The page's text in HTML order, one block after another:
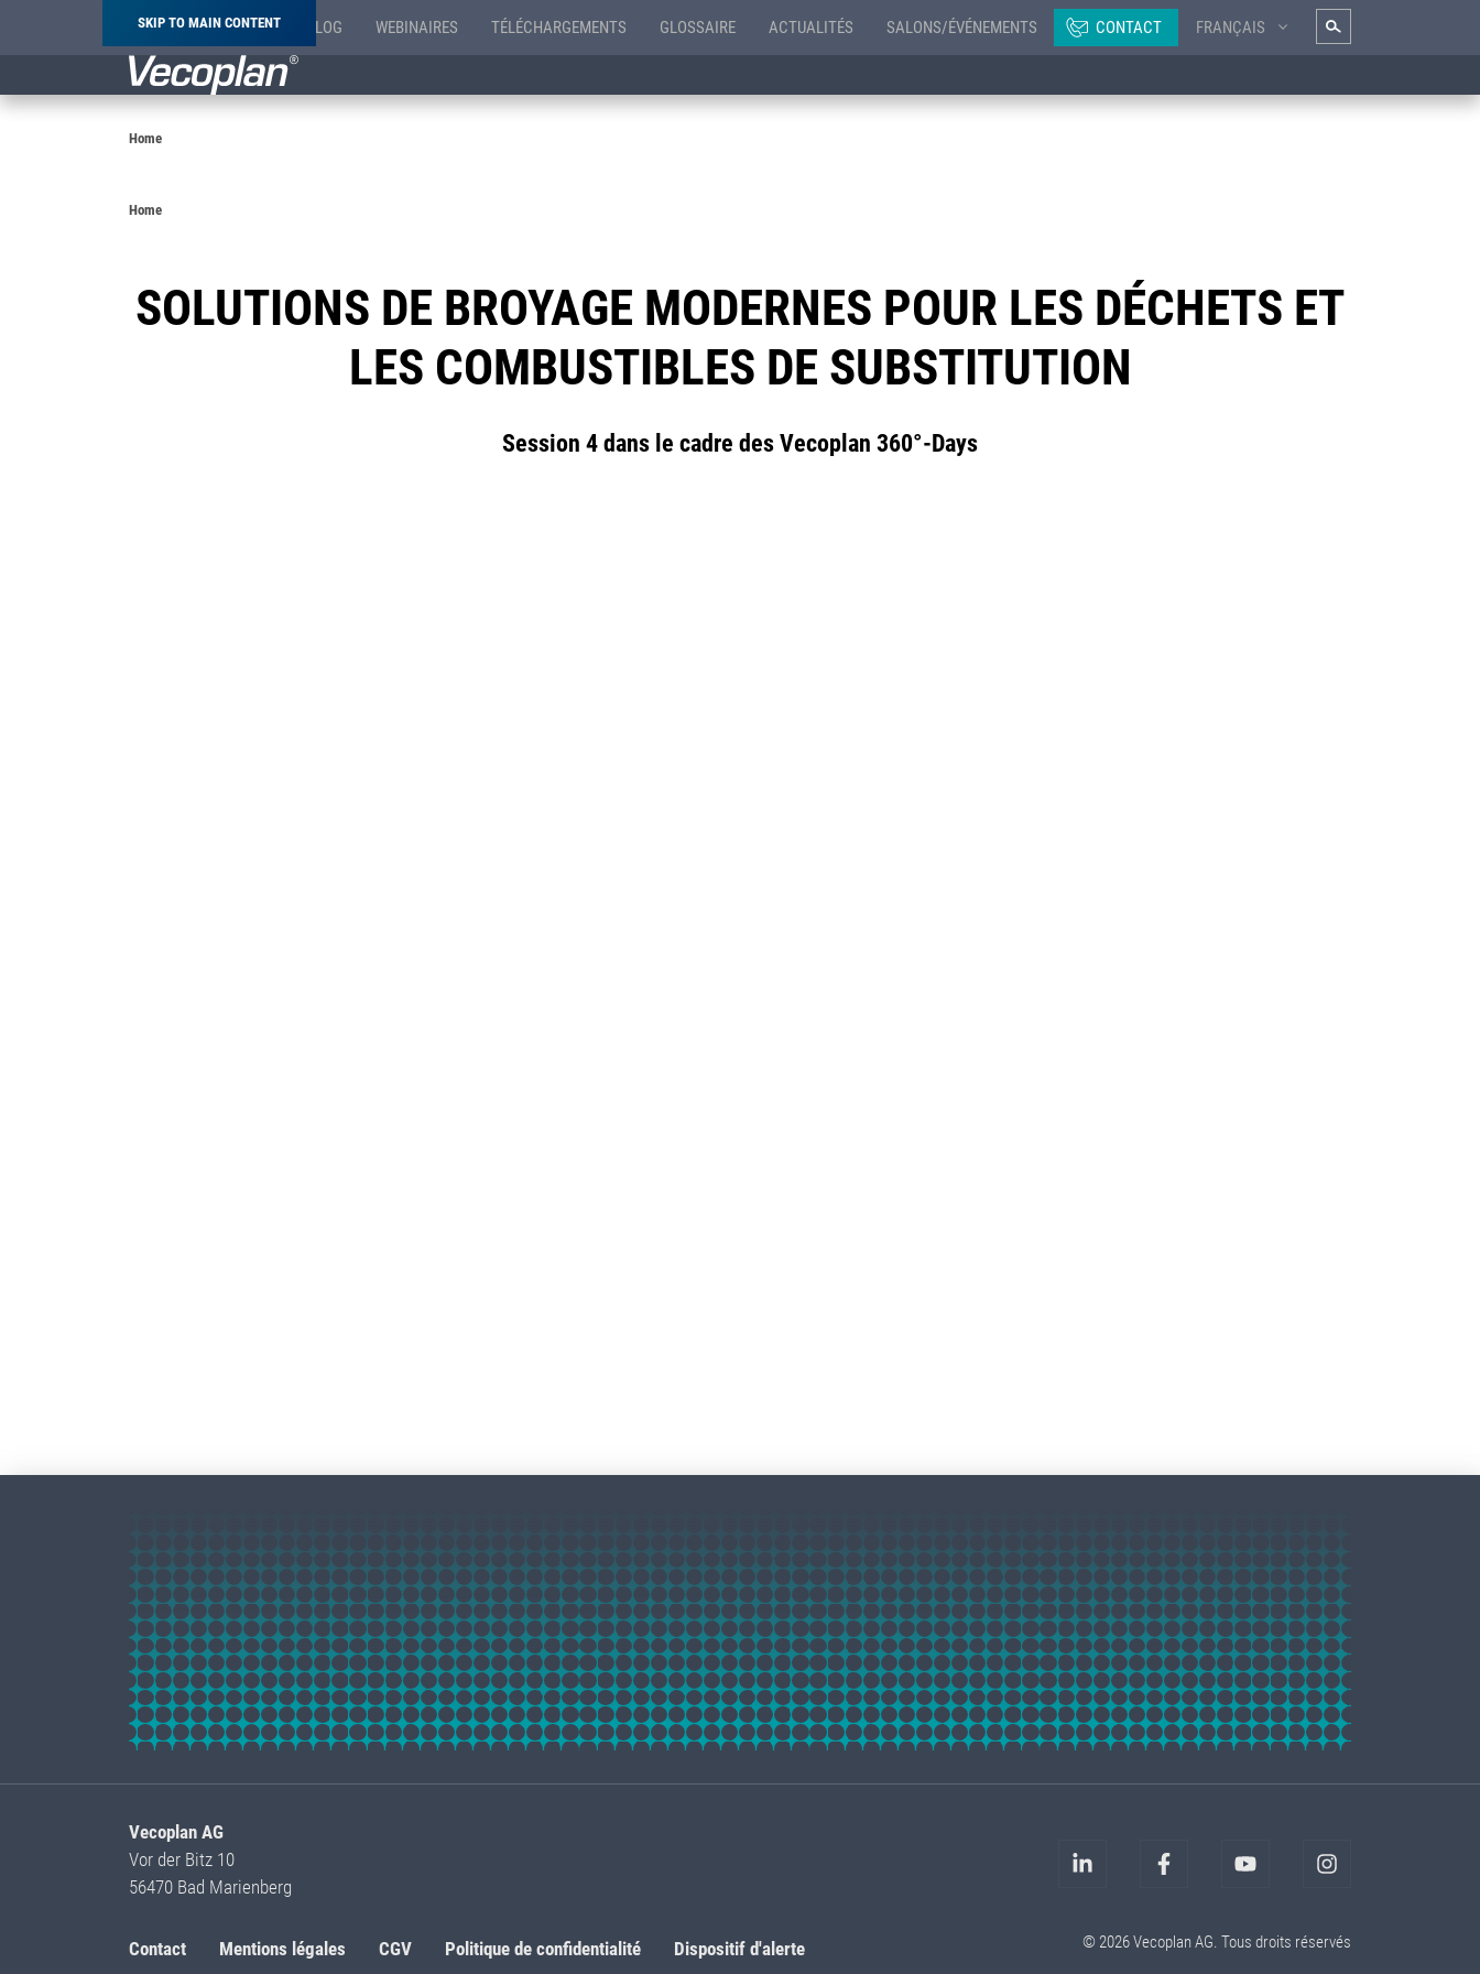
SKIP TO MAIN CONTENT BLOG WEBINAIRES TÉLÉCHARGEMENTS GLOSSAIRE ACTUALITÉS SALONS/ÉVÉNEMENTS CONTACT FRANÇAIS
Breadcrumb
Home
Breadcrumb
Home
SOLUTIONS DE BROYAGE MODERNES POUR LES DÉCHETS ET
LES COMBUSTIBLES DE SUBSTITUTION
Session 4 dans le cadre des Vecoplan 360°-Days
Vecoplan AG
Vor der Bitz 10
56470 Bad Marienberg
Contact Mentions légales CGV Politique de confidentialité Dispositif d'alerte © 2026 Vecoplan AG. Tous droits réservés